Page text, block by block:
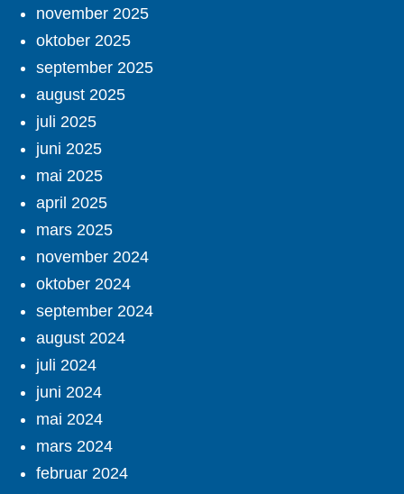
november 2025
oktober 2025
september 2025
august 2025
juli 2025
juni 2025
mai 2025
april 2025
mars 2025
november 2024
oktober 2024
september 2024
august 2024
juli 2024
juni 2024
mai 2024
mars 2024
februar 2024